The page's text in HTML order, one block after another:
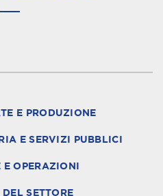
E PRODUZIONE
E SERVIZI PUBBLICI
OPERAZIONI
SETTORE